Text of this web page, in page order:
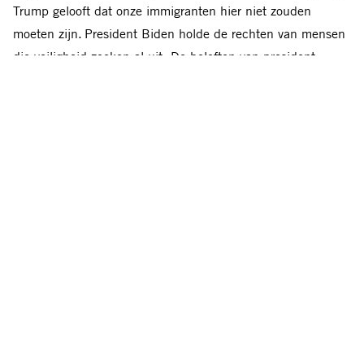
Trump gelooft dat onze immigranten hier niet zouden
moeten zijn. President Biden holde de rechten van mensen
die veiligheid zoeken al uit. De beloften van president